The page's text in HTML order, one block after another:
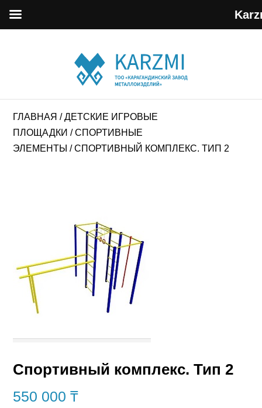
ГЛАВНАЯ /ДЕТСКИЕ ИГРОВЫЕ
ПЛОЩАДКИ /СПОРТИВНЫЕ
ЭЛЕМЕНТЫ / СПОРТИВНЫЙ КОМПЛЕКС. ТИП 2
Спортивный комплекс. Тип 2
550 000₸